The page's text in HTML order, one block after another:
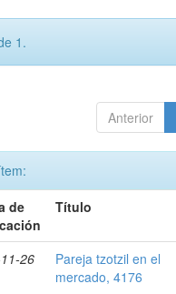
1.
Anterior
de
Título
26
Pareja tzotzil en el
mercado, 4176